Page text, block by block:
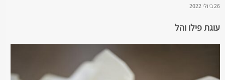
26 ביולי 2022
עוגת פילו והל